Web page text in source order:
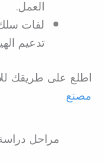
العمل.
لفات
تدعيم
اطلع على طريقك
مصنع
مراحل